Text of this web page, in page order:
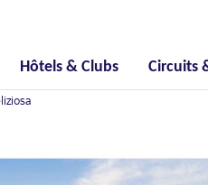
Hôtels & Clubs Circuits